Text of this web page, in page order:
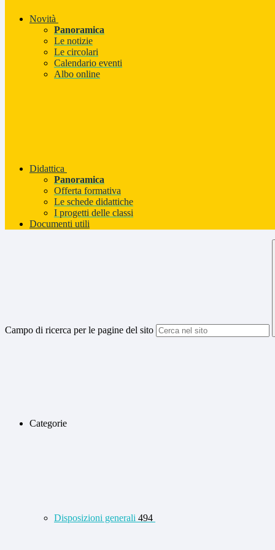
Novità
Panoramica
Le notizie
Le circolari
Calendario eventi
Albo online
Didattica
Panoramica
Offerta formativa
Le schede didattiche
I progetti delle classi
Documenti utili
Campo di ricerca per le pagine del sito
Categorie
Disposizioni generali 494